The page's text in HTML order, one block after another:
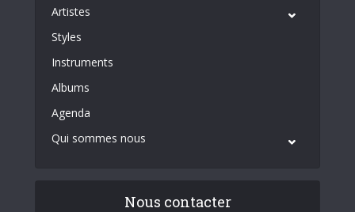
Artistes
Styles
Instruments
Albums
Agenda
Qui sommes nous
Nous contacter